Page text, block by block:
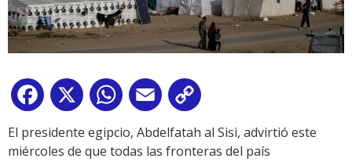
Facebook
X WhatsApp
Email
Link
El presidente egipcio, Abdelfatah al Sisi, advirtió este
miércoles de que todas las fronteras del país